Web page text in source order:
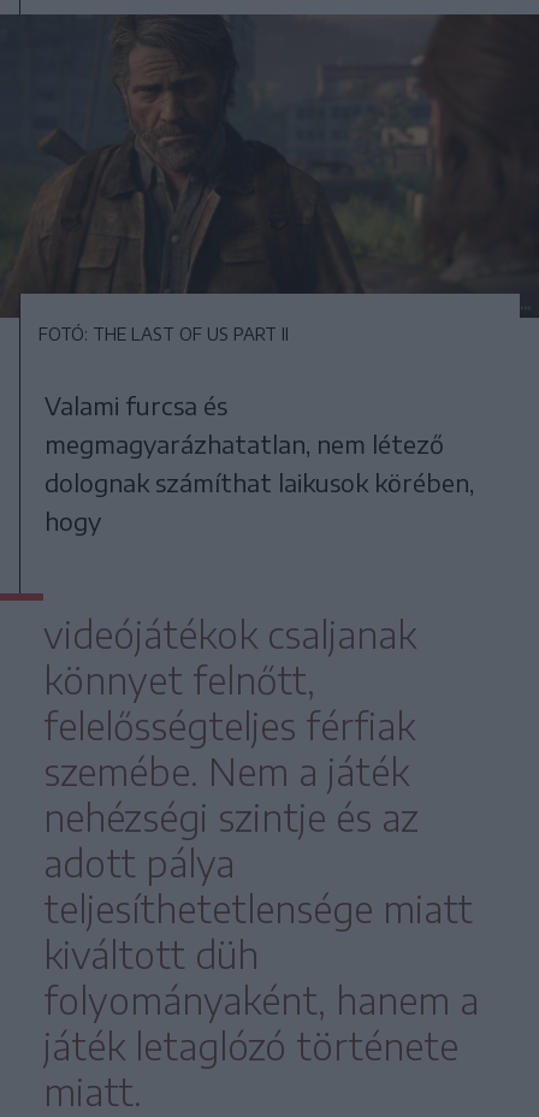
FOTÓ: THE LAST OF US PART II
Valami furcsa és
megmagyarázhatatlan, nem létező
dolognak számíthat laikusok körében,
hogy
videójátékok csaljanak
könnyet felnőtt,
felelősségteljes férfiak
szemébe. Nem a játék
nehézségi szintje és az
adott pálya
teljesíthetetlensége miatt
kiváltott düh
folyományaként, hanem a
játék letaglózó története
miatt.